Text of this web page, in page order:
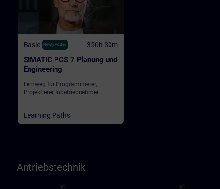
Basic Newly Added 350h 30m
SIMATIC PCS 7 Planung und
Engineering
Lernweg für Programmierer,
Projektierer, Inbetriebnehmer
Learning Paths
Antriebstechnik